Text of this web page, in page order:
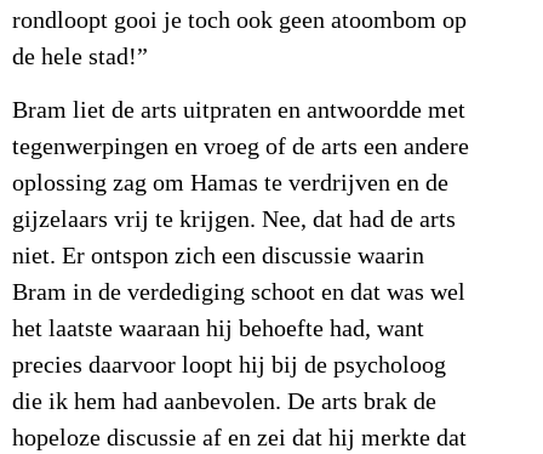
rondloopt gooi je toch ook geen atoombom op
de hele stad!”
Bram liet de arts uitpraten en antwoordde met
tegenwerpingen en vroeg of de arts een andere
oplossing zag om Hamas te verdrijven en de
gijzelaars vrij te krijgen. Nee, dat had de arts
niet. Er ontspon zich een discussie waarin
Bram in de verdediging schoot en dat was wel
het laatste waaraan hij behoefte had, want
precies daarvoor loopt hij bij de psycholoog
die ik hem had aanbevolen. De arts brak de
hopeloze discussie af en zei dat hij merkte dat